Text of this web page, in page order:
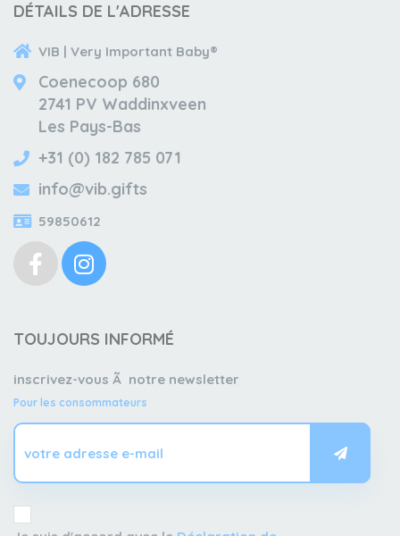
DÉTAILS DE L'ADRESSE
VIB | Very Important Baby®
Coenecoop 680
2741 PV Waddinxveen
Les Pays-Bas
+31 (0) 182 785 071
info@vib.gifts
59850612
TOUJOURS INFORMÉ
inscrivez-vous Ã notre newsletter
Pour les consommateurs